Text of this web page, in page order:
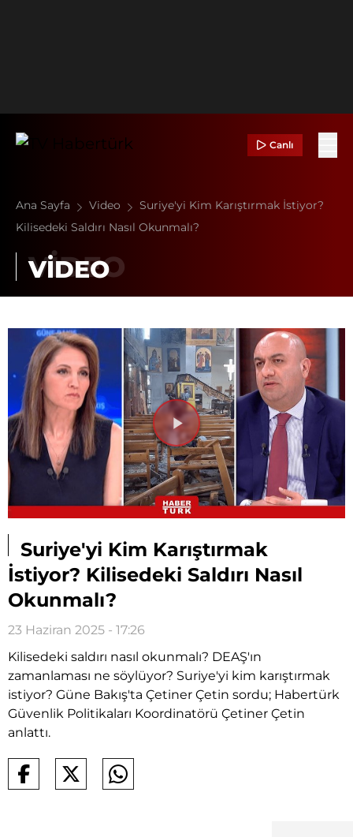
Canlı
Ana Sayfa Video
Suriye'yi Kim Karıştırmak İstiyor?
Kilisedeki Saldırı Nasıl Okunmalı?
VİDEO
Videoyu
Oynat
Suriye'yi Kim Karıştırmak
İstiyor? Kilisedeki Saldırı Nasıl
Okunmalı?
23 Haziran 2025 - 17:26
Kilisedeki saldırı nasıl okunmalı? DEAŞ'ın
zamanlaması ne söylüyor? Suriye'yi kim karıştırmak
istiyor? Güne Bakış'ta Çetiner Çetin sordu; Habertürk
Güvenlik Politikaları Koordinatörü Çetiner Çetin
anlattı.